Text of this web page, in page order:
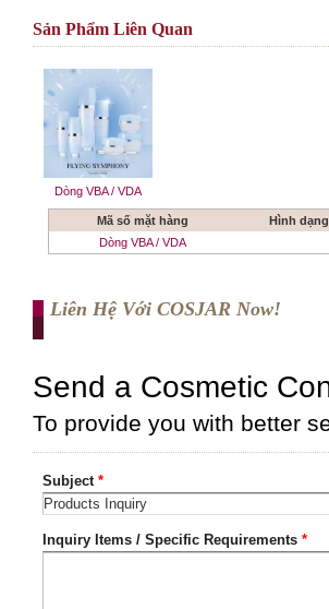
Sản Phẩm Liên Quan
Dòng VBA / VDA
Mã số mặt hàng Hình dạng
Dòng VBA / VDA
Liên Hệ Với COSJAR Now!